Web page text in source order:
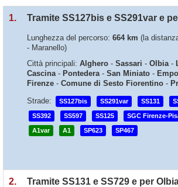
1. Tramite SS127bis e SS291var e
Lunghezza del percorso: 664 km (la
- Maranello)
Città principali: Alghero - Sassari - Olbia-
Cascina- Pontedera- San Miniato -
Firenze - Comune di Sesto Fiorentino -
Strade:
SS127bis SS291var SS131
SS392 SS597 SS125 SGC Firenze-
A1var A1 SP623 SP467
2. Tramite SS131 e SS729 e per